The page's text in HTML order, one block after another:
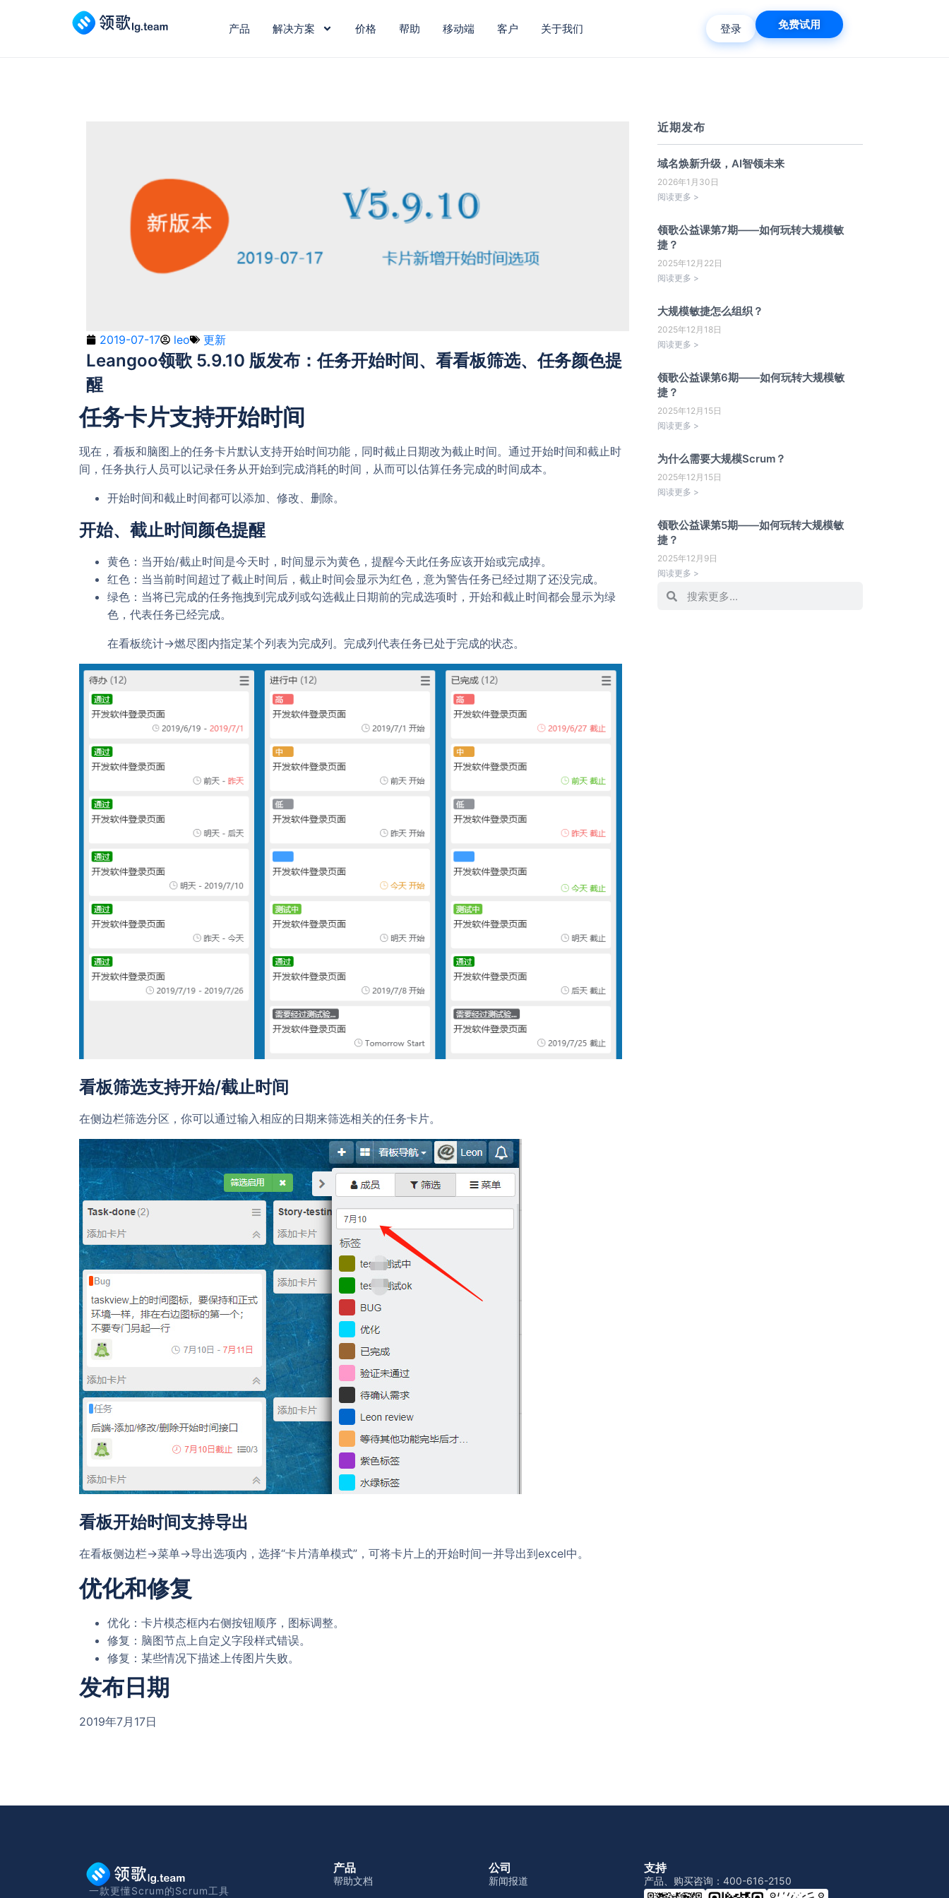
产品 解决方案 价格 帮助 移动端 客户 关于我们 登录 免费试用
2019-07-17 leo 更新
Leangoo领歌 5.9.10 版发布：任务开始时间、看看板筛选、任务颜色提
醒
任务卡片支持开始时间
现在，看板和脑图上的任务卡片默认支持开始时间功能，同时截止日期改为截止时间。通过开始时间和截止时
间，任务执行人员可以记录任务从开始到完成消耗的时间，从而可以估算任务完成的时间成本。
开始时间和截止时间都可以添加、修改、删除。
开始、截止时间颜色提醒
黄色：当开始/截止时间是今天时，时间显示为黄色，提醒今天此任务应该开始或完成掉。
红色：当当前时间超过了截止时间后，截止时间会显示为红色，意为警告任务已经过期了还没完成。
绿色：当将已完成的任务拖拽到完成列或勾选截止日期前的完成选项时，开始和截止时间都会显示为绿
色，代表任务已经完成。
在看板统计->燃尽图内指定某个列表为完成列。完成列代表任务已处于完成的状态。
看板筛选支持开始/截止时间
在侧边栏筛选分区，你可以通过输入相应的日期来筛选相关的任务卡片。
看板开始时间支持导出
在看板侧边栏->菜单->导出选项内，选择“卡片清单模式”，可将卡片上的开始时间一并导出到excel中。
优化和修复
优化：卡片模态框内右侧按钮顺序，图标调整。
修复：脑图节点上自定义字段样式错误。
修复：某些情况下描述上传图片失败。
发布日期
2019年7月17日
近期发布
域名焕新升级，AI智领未来
2026年1月30日
阅读更多 >
领歌公益课第7期——如何玩转大规模敏
捷？
2025年12月22日
阅读更多 >
大规模敏捷怎么组织？
2025年12月18日
阅读更多 >
领歌公益课第6期——如何玩转大规模敏
捷？
2025年12月15日
阅读更多 >
为什么需要大规模Scrum？
2025年12月15日
阅读更多 >
领歌公益课第5期——如何玩转大规模敏
捷？
2025年12月9日
阅读更多 >
一款更懂Scrum的Scrum工具
产品
帮助文档
公司
新闻报道
支持
产品、购买咨询：400-616-2150